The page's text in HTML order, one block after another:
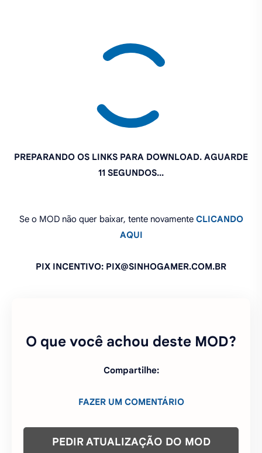
PREPARANDO OS LINKS PARA DOWNLOAD. AGUARDE
10 SEGUNDOS...
Se o MOD não quer baixar, tente novamente
AQUI
PIX INCENTIVO: PIX@SINHOGAMER.COM.BR
O que você achou deste MOD?
Compartilhe:
PEDIR ATUALIZAÇÃO DO MOD
FAZER PEDIDO DE MOD
COMO INSTALAR JOGOS APK COM
ENTRE NO NOSSO GRUPO NO